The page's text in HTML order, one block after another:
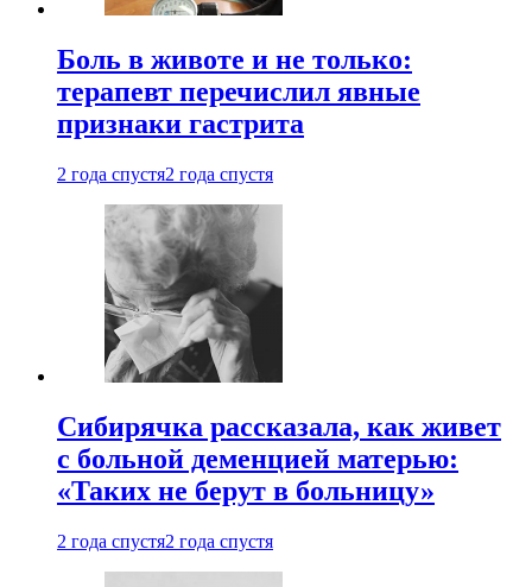
Боль в животе и не только:
терапевт перечислил явные
признаки гастрита
2 года спустя2 года спустя
Сибирячка рассказала, как живет
с больной деменцией матерью:
«Таких не берут в больницу»
2 года спустя2 года спустя